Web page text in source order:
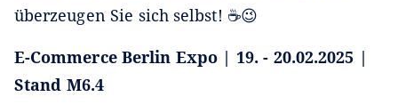
überzeugen Sie sich selbst! ☕😉
E-Commerce Berlin Expo | 19. - 20.02.2025 |
Stand M6.4